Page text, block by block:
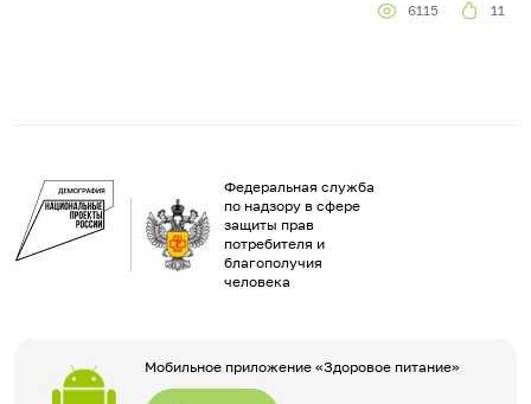
6115 11
Федеральная служба
по надзору в сфере
защиты прав
потребителя и
благополучия
человека
Мобильное приложение «Здоровое питание»